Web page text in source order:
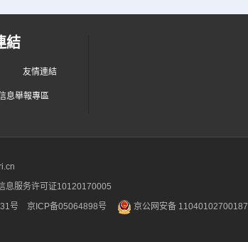
結
友情連結
息舉報專區
息服务许可证10120170005
号 京ICP备05064898号 京公网安备